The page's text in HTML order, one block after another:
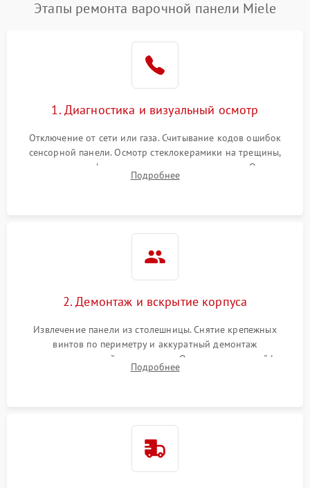
Этапы ремонта варочной панели Miele
1. Диагностика и визуальный осмотр
Отключение от сети или газа. Считывание кодов ошибок
сенсорной панели. Осмотр стеклокерамики на трещины,
проверка конфорок на равномерность нагрева. Опрос
клиента о симптомах (не включается, не видит посуду,
Подробнее
2. Демонтаж и вскрытие корпуса
Извлечение панели из столешницы. Снятие крепежных
винтов по периметру и аккуратный демонтаж
стеклокерамической поверхности. Отсоединение шлейфов
сенсорного блока для доступа к силовым платам, катушкам
Подробнее